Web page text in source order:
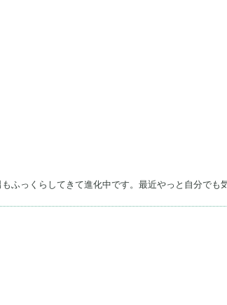
ふっくらしてきて進化中です。最近やっと自分でも